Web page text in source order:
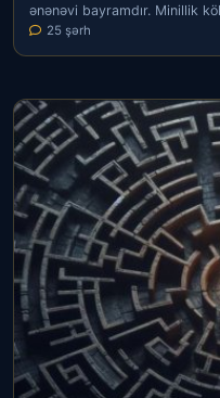
ənənəvi bayramdır. Minillik
25 şərh